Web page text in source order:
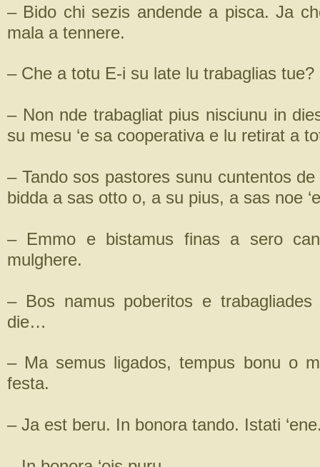
– Bido chi sezis andende a pisca. Ja
mala a tennere.
– Che a totu E-i su late lu trabaglias tue?
– Non nde trabagliat pius nisciunu in
su mesu ‘e sa cooperativa e lu retirat a
– Tando sos pastores sunu cuntentos
bidda a sas otto o, a su pius, a sas noe
– Emmo e bistamus finas a sero
mulghere.
– Bos namus poberitos e
die…
– Ma semus ligados, tempus bonu o
festa.
– Ja est beru. In bonora tando. Istati